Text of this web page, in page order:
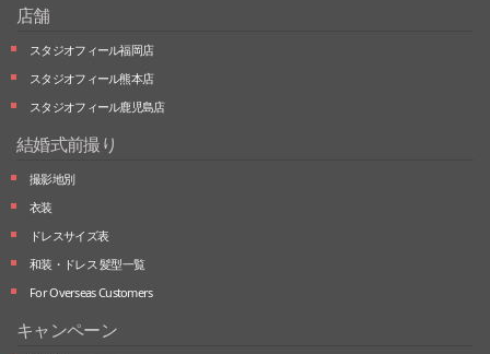
店舗
スタジオフィール福岡店
スタジオフィール熊本店
スタジオフィール鹿児島店
結婚式前撮り
撮影地別
衣装
ドレスサイズ表
和装・ドレス 髪型一覧
For Overseas Customers
キャンペーン